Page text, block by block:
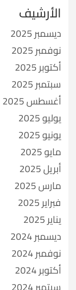
الأرشيف
ديسمبر 2025
نوفمبر 2025
أكتوبر 2025
سبتمبر 2025
أغسطس 2025
يوليو 2025
يونيو 2025
مايو 2025
أبريل 2025
مارس 2025
فبراير 2025
يناير 2025
ديسمبر 2024
نوفمبر 2024
أكتوبر 2024